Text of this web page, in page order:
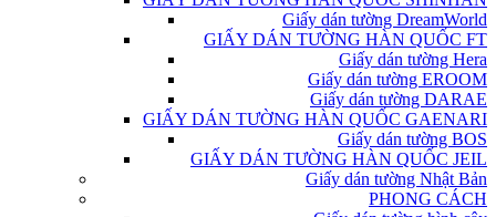
Giấy dán tường DreamWorld
GIẤY DÁN TƯỜNG HÀN QUỐC FT
Giấy dán tường Hera
Giấy dán tường EROOM
Giấy dán tường DARAE
GIẤY DÁN TƯỜNG HÀN QUỐC GAENARI
Giấy dán tường BOS
GIẤY DÁN TƯỜNG HÀN QUỐC JEIL
Giấy dán tường Nhật Bản
PHONG CÁCH